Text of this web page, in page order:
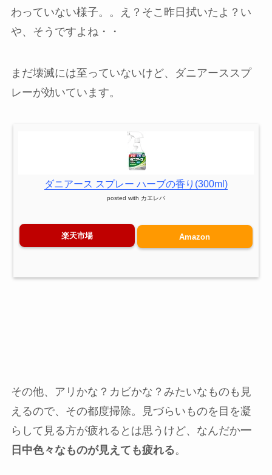
わっていない様子。。え？そこ昨日拭いたよ？い
や、そうですよね・・
まだ壊滅には至っていないけど、ダニアーススプ
レーが効いています。
ダニアース スプレー ハーブの香り(300ml)
posted with カエレバ
楽天市場 Amazon
その他、アリかな？カビかな？みたいなものも見
えるので、その都度掃除。見づらいものを目を凝
らして見る方が疲れるとは思うけど、なんだか一
日中色々なものが見えても疲れる。